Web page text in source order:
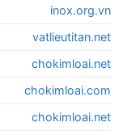
inox.org.vn
vatlieutitan.net
chokimloai.net
chokimloai.com
chokimloai.net